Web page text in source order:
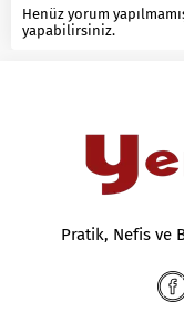
Henüz yorum
yapabilirsiniz.
Pratik, Nefis ve